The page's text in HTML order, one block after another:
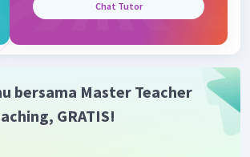
listrik yang dibentuk oleh
lebih besar dibanding arus dalam
adalah lampu lalu lintas.
Chat Tutor
bersama Master Teacher
GRATIS!